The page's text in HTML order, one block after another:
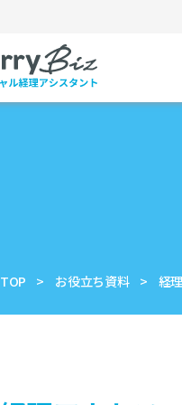
TOP お役立ち資料 経